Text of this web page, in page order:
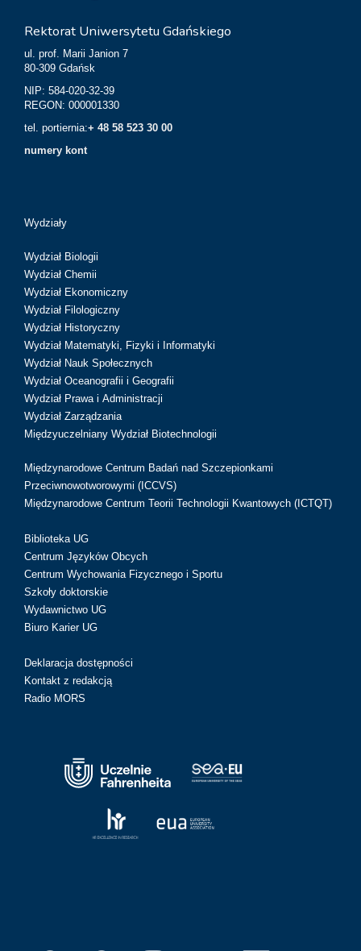
Rektorat Uniwersytetu Gdańskiego
ul. prof. Marii Janion 7
80-309 Gdańsk
NIP: 584-020-32-39
REGON: 000001330
tel. portiernia:+ 48 58 523 30 00
numery kont
Wydziały
Wydział Biologii
Wydział Chemii
Wydział Ekonomiczny
Wydział Filologiczny
Wydział Historyczny
Wydział Matematyki, Fizyki i Informatyki
Wydział Nauk Społecznych
Wydział Oceanografii i Geografii
Wydział Prawa i Administracji
Wydział Zarządzania
Międzyuczelniany Wydział Biotechnologii
Międzynarodowe Centrum Badań nad Szczepionkami
Przeciwnowotworowymi (ICCVS)
Międzynarodowe Centrum Teorii Technologii Kwantowych (ICTQT)
Biblioteka UG
Centrum Języków Obcych
Centrum Wychowania Fizycznego i Sportu
Szkoły doktorskie
Wydawnictwo UG
Biuro Karier UG
Deklaracja dostępności
Kontakt z redakcją
Radio MORS